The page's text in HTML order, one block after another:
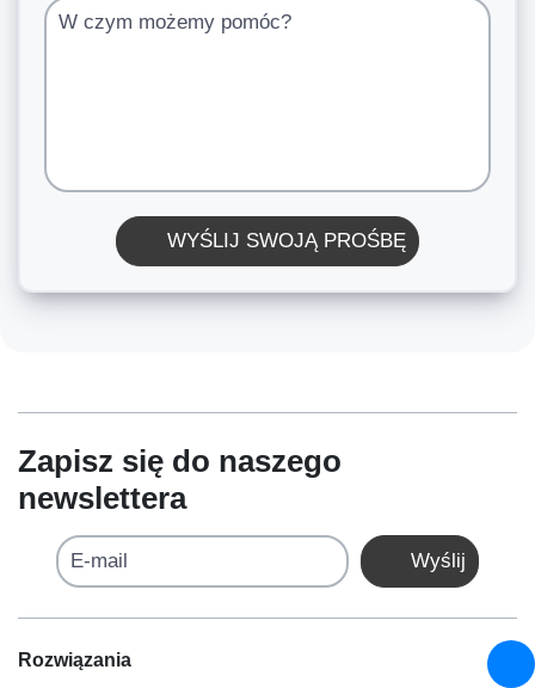
W czym możemy pomóc?
WYŚLIJ SWOJĄ PROŚBĘ
Zapisz się do naszego
newslettera
E-mail Wyślij
Rozwiązania